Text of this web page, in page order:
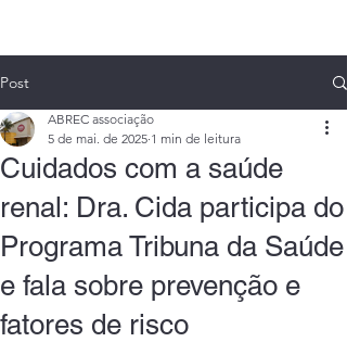
Post
Cuidados com a saúde
renal: Dra. Cida participa do
Programa Tribuna da Saúde
e fala sobre prevenção e
fatores de risco
ABREC associação
5 de mai. de 2025 1 min de leitura